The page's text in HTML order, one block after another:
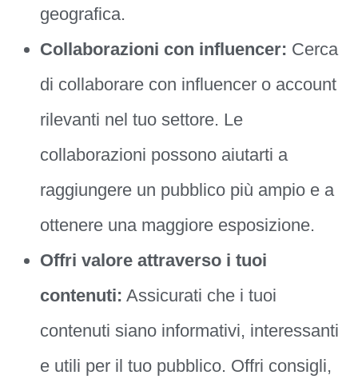
geografica.
Collaborazioni con influencer: Cerca
di collaborare con influencer o account
rilevanti nel tuo settore. Le
collaborazioni possono aiutarti a
raggiungere un pubblico più ampio e a
ottenere una maggiore esposizione.
Offri valore attraverso i tuoi
contenuti: Assicurati che i tuoi
contenuti siano informativi, interessanti
e utili per il tuo pubblico. Offri consigli,